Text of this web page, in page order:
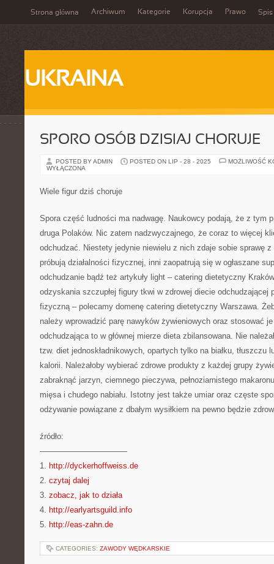
Strona główna Archiwum Kategorie Korupcja Prawo Spis
UKRAINA
SPORO OSÓB DZISIAJ CHORUJE
POSTED BY ADMIN POSTED ON LIP - 28 - 2025
MOŻLIWOŚĆ
WYŁĄCZONA
Wiele figur dziś choruje
Spora część ludności ma nadwagę. Naukowcy podają, że z tym
druga Polaków. Nic zatem nadzwyczajnego, że coraz to więcej
odchudzać. Niestety jedynie niewielu z nich zdaje sobie sprawę
próbują działalności fizycznej, inni zaopatrują się w ogłaszane
odchudzanie bądź też artykuły light – catering dietetyczny
odzyskania szczupłej figury tkwi w zdrowej diecie odchudzającej
fizyczną – polecamy domenę catering dietetyczny Warszawa.
należy wprowadzić parę nawyków żywieniowych oraz stosować
odchudzająca to w głównej mierze dieta zbilansowana. Nie
tzw. diet jednoskładnikowych, opartych tylko na białku, tłuszczu
kalorii. Należałoby wybierać zdrowe produkty z każdej grupy
zabraknąć jarzyn, ciemnego pieczywa, pełnoziarnistego
mięsa i chudego nabiału. Istotny jest także umiar oraz częste
odżywanie powiązane z dbałym wysiłkiem na pewno będzie
źródło:
———————————
1. http://dyckerhoffweiss.de
2. czytaj dalej
3. zobacz, jak to działa
4. http://earlyartsguild.info
5. http://eas-zahn.de
CATEGORIES: ZAWODY WĘDKARSKIE